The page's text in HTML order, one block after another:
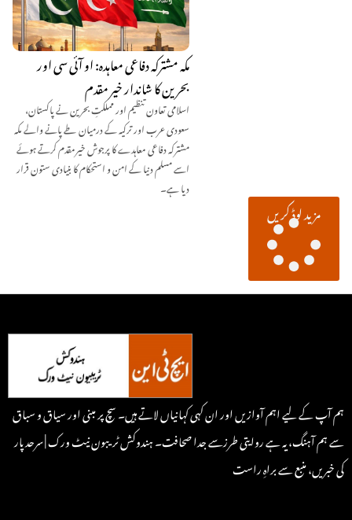
مکہ مشترکہ دفاعی معاہدہ: او آئی سی اور
بحرین کا شاندار خیر مقدم
اسلامی تعاون تنظیم اور مملکتِ بحرین نے پاکستان،
سعودی عرب اور ترکیہ کے درمیان طے پانے والے مکہ
مشترکہ دفاعی معاہدے کا پرجوش خیرمقدم کرتے ہوئے
اسے مسلم دنیا کے امن و استحکام کا بنیادی ستون قرار
دیا ہے۔
مزید لوڈ کریں
ہم آپ کے لیے اہم آوازیں اور ان کہی کہانیاں لاتے ہیں۔ سچ پر مبنی اور سیاق و سباق
سے ہم آہنگ، یہ ہے روایتی طرزسے جدا صحافت۔ ہندوکش ٹریبون نیٹ ورک | سرحد پار
کی خبریں، منبع سے براہِ راست